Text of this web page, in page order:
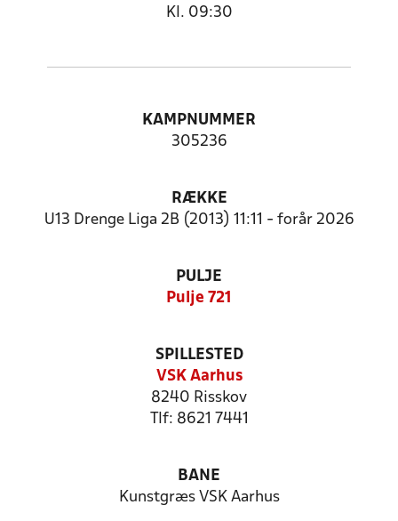
Kl. 09:30
KAMPNUMMER
305236
RÆKKE
U13 Drenge Liga 2B (2013) 11:11 - forår 2026
PULJE
Pulje 721
SPILLESTED
VSK Aarhus
8240 Risskov
Tlf: 8621 7441
BANE
Kunstgræs VSK Aarhus